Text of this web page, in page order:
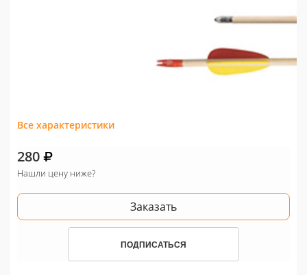
Все характеристики
280
Нашли цену ниже?
Заказать
ПОДПИСАТЬСЯ